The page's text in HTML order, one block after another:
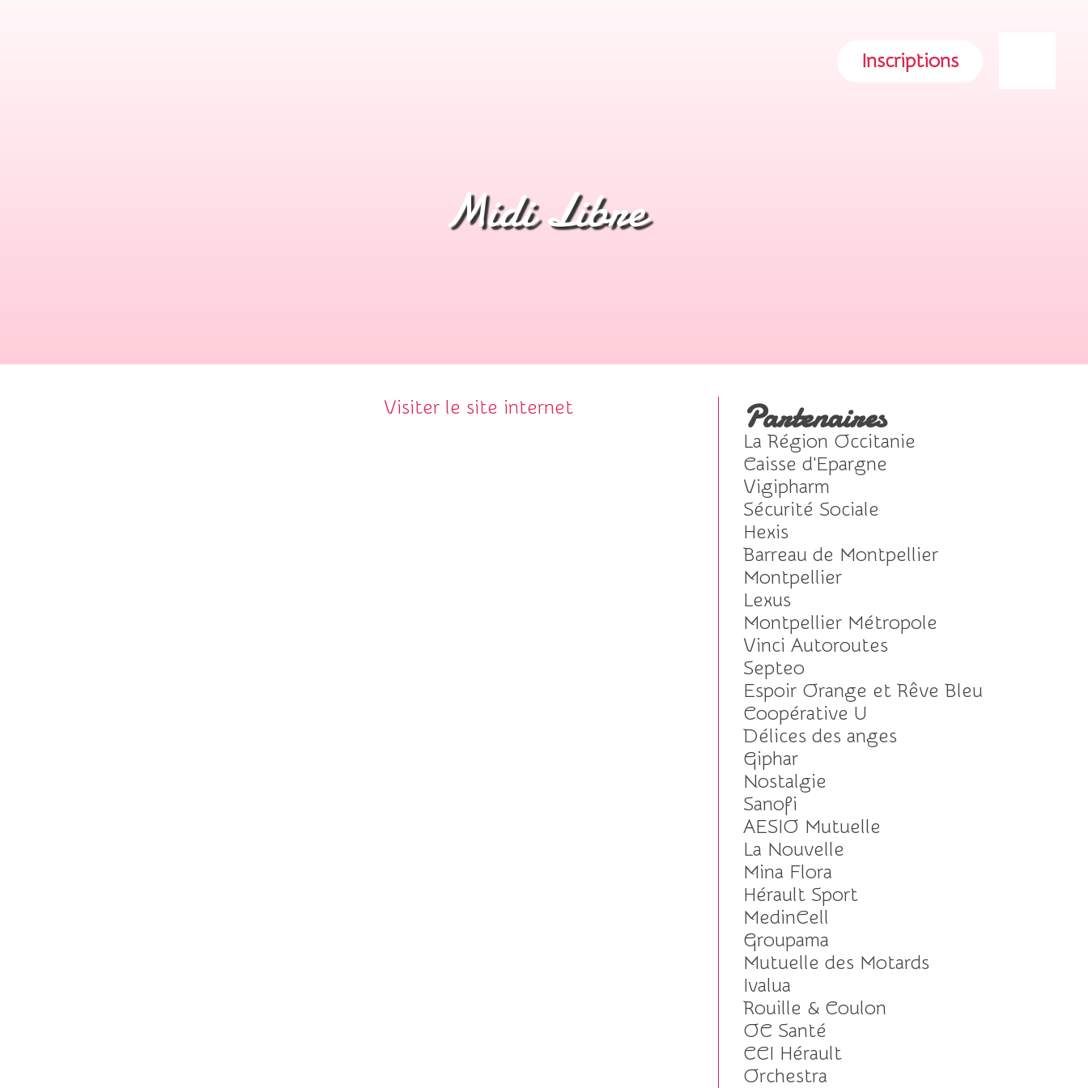
Midi Libre
Visiter le site internet Partenaires
La Région Occitanie
Caisse d'Epargne
Vigipharm
Sécurité Sociale
Hexis
Barreau de Montpellier
Montpellier
Lexus
Montpellier Métropole
Vinci Autoroutes
Septeo
Espoir Orange et Rêve Bleu
Coopérative U
Délices des anges
Giphar
Nostalgie
Sanofi
AESIO Mutuelle
La Nouvelle
Mina Flora
Hérault Sport
MedinCell
Groupama
Mutuelle des Motards
Ivalua
Rouille & Coulon
OC Santé
CCI Hérault
Orchestra
Inscriptions